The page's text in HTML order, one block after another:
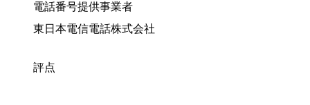
電話番号提供事業者
東日本電信電話株式会社
評点